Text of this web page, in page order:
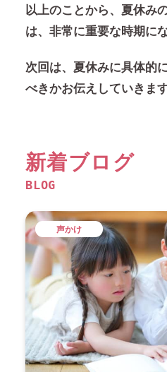
以上のことから、夏休み
は、非常に重要な時期に
次回は、夏休みに具体的
べきかお伝えしていきます
新着ブログ
BLOG
声かけ